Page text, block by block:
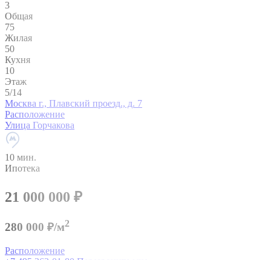
3
Общая
75
Жилая
50
Кухня
10
Этаж
5/14
Москва г., Плавский проезд., д. 7
Расположение
Улица Горчакова
10 мин.
Ипотека
21 000 000 ₽
280 000 ₽/м2
Расположение